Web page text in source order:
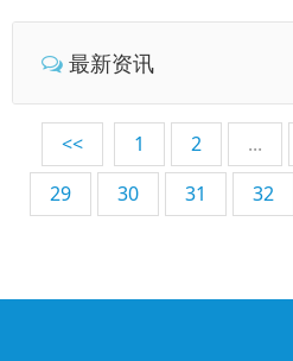
最新资讯
<< 1 2 ...
29
30 31 32